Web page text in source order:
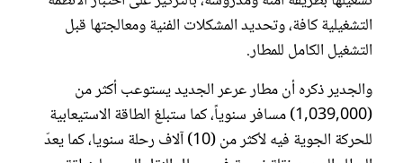
التشغيلية كافة، وتحديد المشكلات الفنية ومعالجتها قبل
التشغيل الكامل للمطار.
والجدير ذكره أن مطار عرعر الجديد يستوعب أكثر من
(1,039,000) مسافر سنوياً، كما ستبلغ الطاقة الاستيعابية
للحركة الجوية فيه لأكثر من (10) آلاف رحلة سنويا، كما يعدّ